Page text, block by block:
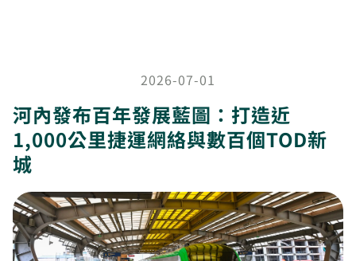
2026-07-01
河內發布百年發展藍圖：打造近
1,000公里捷運網絡與數百個TOD新
城